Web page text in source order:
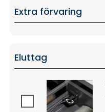
Extra förvaring
Eluttag